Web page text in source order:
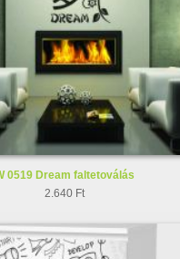
0519 Dream faltetoválás
2.640 Ft